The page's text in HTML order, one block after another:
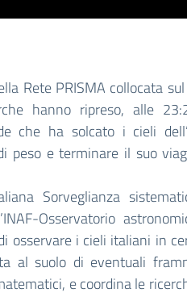
Rete PRISMA collocata
hanno ripreso, alle
che ha solcato i cieli
peso e terminare il suo
Sorveglianza
Osservatorio
osservare i cieli italiani in
al suolo di eventuali
e coordina le